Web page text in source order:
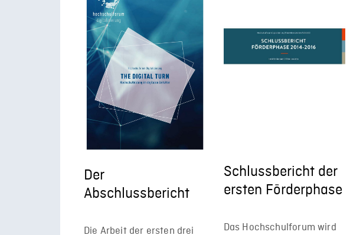
Der
Abschlussbericht
Die Arbeit der ersten drei
Schlussbericht der
ersten Förderphase
Das Hochschulforum wird